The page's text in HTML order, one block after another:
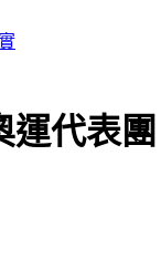
碼重現
運代表